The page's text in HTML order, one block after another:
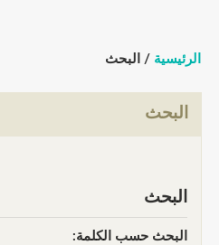
الرئيسية / البحث
البحث
البحث
البحث حسب الكلمة: